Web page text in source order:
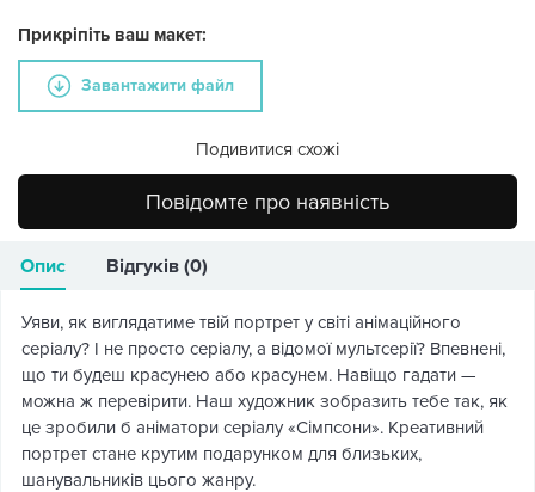
Прикріпіть ваш макет:
Завантажити файл
Подивитися схожі
Повідомте про наявність
Опис Відгуків (0)
Уяви, як виглядатиме твій портрет у світі анімаційного
серіалу? І не просто серіалу, а відомої мультсерії? Впевнені,
що ти будеш красунею або красунем. Навіщо гадати —
можна ж перевірити. Наш художник зобразить тебе так, як
це зробили б аніматори серіалу «Сімпсони». Креативний
портрет стане крутим подарунком для близьких,
шанувальників цього жанру.